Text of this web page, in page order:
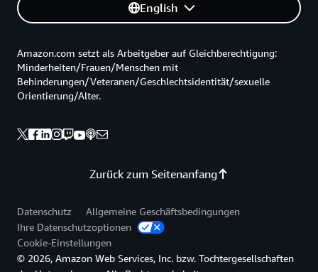
English
Zurück zum Seitenanfang
Amazon.com setzt als Arbeitgeber auf Gleichberechtigung:
Minderheiten/Frauen/Menschen mit
Behinderungen/Veteranen/Geschlechtsidentität/sexuelle
Orientierung/Alter.
Datenschutz
Allgemeine Geschäftsbedingungen
Ihre Datenschutzoptionen
Cookie-Einstellungen
© 2026, Amazon Web Services, Inc. bzw. Tochtergesellschaften